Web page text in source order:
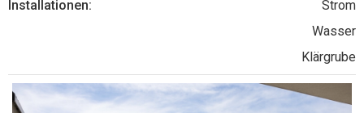
Installationen:
Strom
Wasser
Klärgrube